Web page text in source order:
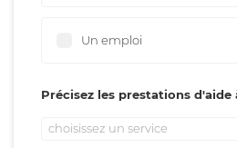
Un emploi
Précisez les prestations d'aide
choisissez un service